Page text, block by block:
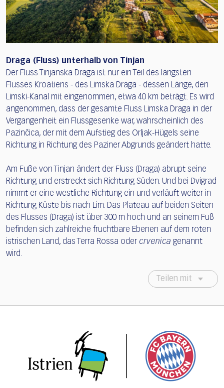
Draga (Fluss) unterhalb von Tinjan
Der Fluss Tinjanska Draga ist nur ein Teil des längsten
Flusses Kroatiens - des Limska Draga - dessen Länge, den
Limski-Kanal mit eingenommen, etwa 40 km beträgt. Es wird
angenommen, dass der gesamte Fluss Limska Draga in der
Vergangenheit ein Flussgesenke war, wahrscheinlich des
Pazinčica, der mit dem Aufstieg des Orljak-Hügels seine
Richtung in Richtung des Paziner Abgrunds geändert hatte.
Am Fuße von Tinjan ändert der Fluss (Draga) abrupt seine
Richtung und erstreckt sich Richtung Süden. Und bei Dvigrad
nimmt er eine westliche Richtung ein und verläuft weiter in
Richtung Küste bis nach Lim. Das Plateau auf beiden Seiten
des Flusses (Draga) ist über 300 m hoch und an seinem Fuß
befinden sich zahlreiche fruchtbare Ebenen auf dem roten
istrischen Land, das Terra Rossa oder crvenica genannt
wird.
Teilen mit